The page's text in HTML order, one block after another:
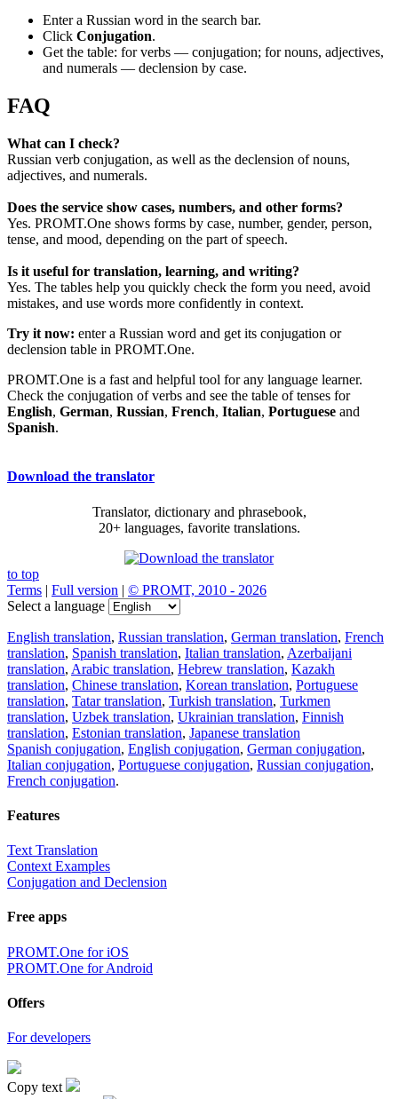
Enter a Russian word in the search bar.
Click Conjugation.
Get the table: for verbs — conjugation; for nouns, adjectives,
and numerals — declension by case.
FAQ
What can I check?
Russian verb conjugation, as well as the declension of nouns,
adjectives, and numerals.
Does the service show cases, numbers, and other forms?
Yes. PROMT.One shows forms by case, number, gender, person,
tense, and mood, depending on the part of speech.
Is it useful for translation, learning, and writing?
Yes. The tables help you quickly check the form you need, avoid
mistakes, and use words more confidently in context.
Try it now: enter a Russian word and get its conjugation or
declension table in PROMT.One.
PROMT.One is a fast and helpful tool for any language learner.
Check the conjugation of verbs and see the table of tenses for
English, German, Russian, French, Italian, Portuguese and
Spanish.
Download the translator
Translator, dictionary and phrasebook,
20+ languages, favorite translations.
to top
Terms | Full version | © PROMT, 2010 - 2026
Select a language
English translation, Russian translation, German translation, French
translation, Spanish translation, Italian translation, Azerbaijani
translation, Arabic translation, Hebrew translation, Kazakh
translation, Chinese translation, Korean translation, Portuguese
translation, Tatar translation, Turkish translation, Turkmen
translation, Uzbek translation, Ukrainian translation, Finnish
translation, Estonian translation, Japanese translation
Spanish conjugation, English conjugation, German conjugation,
Italian conjugation, Portuguese conjugation, Russian conjugation,
French conjugation.
Features
Text Translation
Context Examples
Conjugation and Declension
Free apps
PROMT.One for iOS
PROMT.One for Android
Offers
For developers
Copy text